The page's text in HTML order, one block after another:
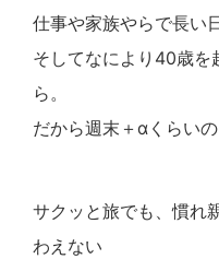
仕事や家族やらで長い
そしてなにより40歳を
ら。
だから週末＋αくらい
サクッと旅でも、慣れ
わえない